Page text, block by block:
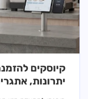
קיוסקים
יתרונות,